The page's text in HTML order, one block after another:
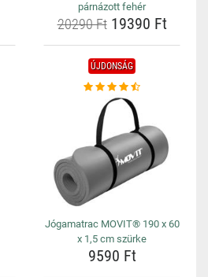
párnázott fehér
20290 Ft19390 Ft
ÚJDONSÁG
Jógamatrac MOVIT® 190 x 60
x 1,5 cm szürke
9590 Ft